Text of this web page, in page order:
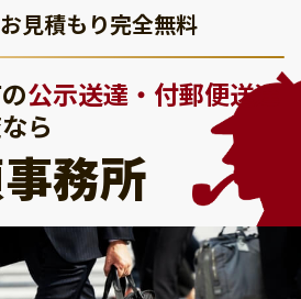
見積もり完全無料
公示送達・付郵便送達
ら
務所